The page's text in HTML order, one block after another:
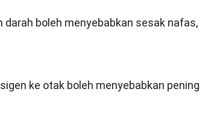
darah boleh menyebabkan sesak nafas,
ke otak boleh menyebabkan pening